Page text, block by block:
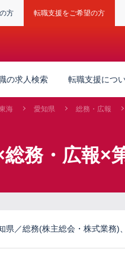
方 転職支援をご希望の方
の求人検索 転職支援につ
海 愛知県 総務・広報
総務・広報
県／総務(株主総会・株式業務